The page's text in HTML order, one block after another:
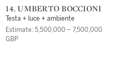
14. UMBERTO BOCCIONI
Testa + luce + ambiente
Estimate: 5,500,000 – 7,500,000
GBP